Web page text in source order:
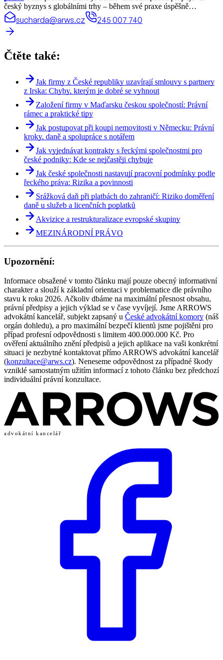
český byznys s globálními trhy – během své praxe úspěšně
realizoval právní projekty a koordinoval spolupráci ve více než 70
zemích světa.
sucharda@arws.cz 245 007 740
Čtěte také:
Jak firmy z České republiky uzavírají smlouvy s partnery
z Irska: Chyby, kterým je dobré se vyhnout
Založení firmy v Maďarsku českou společností: Právní
rámec a praktické tipy
Jak postupovat při koupi nemovitosti v Německu: Právní
kroky, daně a spolupráce s notářem
Jak vyjednávat kontrakty s řeckými společnostmi pro
české podniky: Kde se nejčastěji chybuje
Jak české společnosti nastavují pracovní podmínky podle
řeckého práva: Rizika a povinnosti
Srážková daň při platbách do zahraničí: Riziko doměření
daně u služeb a licenčních poplatků
Akvizice a restrukturalizace evropské skupiny
MEZINÁRODNÍ PRÁVO
Upozornění:
Informace obsažené v tomto článku mají pouze obecný informativní
charakter a slouží k základní orientaci v problematice dle právního
stavu k roku 2026. Ačkoliv dbáme na maximální přesnost obsahu,
právní předpisy a jejich výklad se v čase vyvíjejí. Jsme ARROWS
advokátní kancelář, subjekt zapsaný u České advokátní komory (náš
orgán dohledu), a pro maximální bezpečí klientů jsme pojištěni pro
případ profesní odpovědnosti s limitem 400.000.000 Kč. Pro
ověření aktuálního znění předpisů a jejich aplikace na vaši konkrétní
situaci je nezbytné kontaktovat přímo ARROWS advokátní kancelář
(konzultace@arws.cz). Neneseme odpovědnost za případné škody
vzniklé samostatným užitím informací z tohoto článku bez předchozí
individuální právní konzultace.
advokátní kancelář